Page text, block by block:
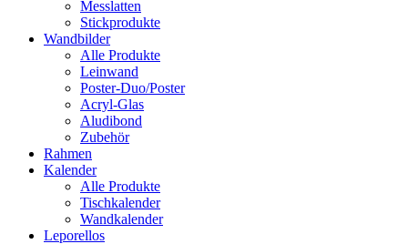
Messlatten
Stickprodukte
Wandbilder
Alle Produkte
Leinwand
Poster-Duo/Poster
Acryl-Glas
Aludibond
Zubehör
Rahmen
Kalender
Alle Produkte
Tischkalender
Wandkalender
Leporellos